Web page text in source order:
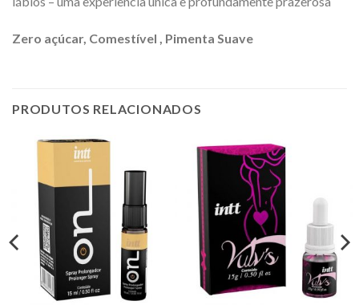
Zero açúcar, Comestível , Pimenta Suave
PRODUTOS RELACIONADOS